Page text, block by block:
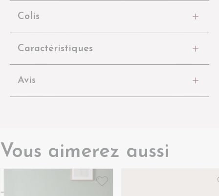
Colis
Caractéristiques
Avis
Vous aimerez aussi